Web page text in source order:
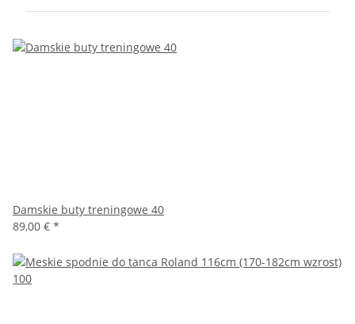
Damskie buty treningowe 40
89,00 € *